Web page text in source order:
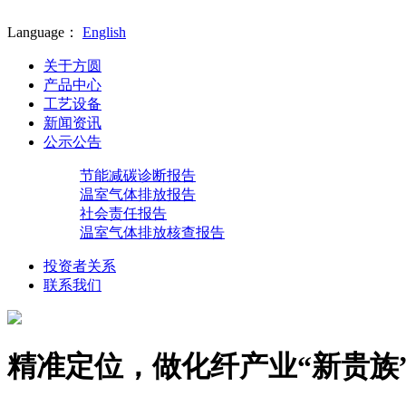
Language： English
关于方圆
产品中心
工艺设备
新闻资讯
公示公告
节能减碳诊断报告
温室气体排放报告
社会责任报告
温室气体排放核查报告
投资者关系
联系我们
精准定位，做化纤产业“新贵族